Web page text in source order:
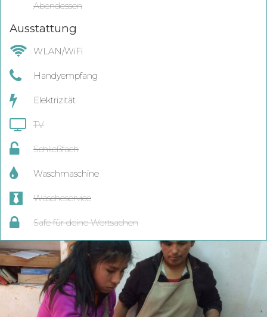
Abendessen
Ausstattung
WLAN/WiFi
Handyempfang
Elektrizität
TV
Schließfach
Waschmaschine
Wäscheservice
Safe für deine Wertsachen